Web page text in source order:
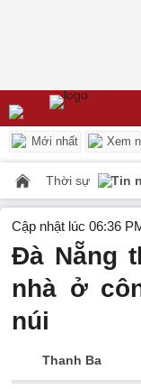
Mới nhất Xem
Thời sự Tin
Cập nhật lúc 06:36
Đà Nẵng
nhà ở
núi
Thanh Ba